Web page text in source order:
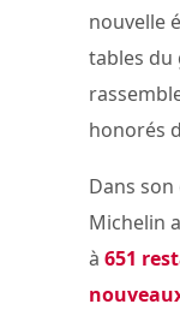
nouvelle
tables du
honorés
Dans
Michelin
à 651